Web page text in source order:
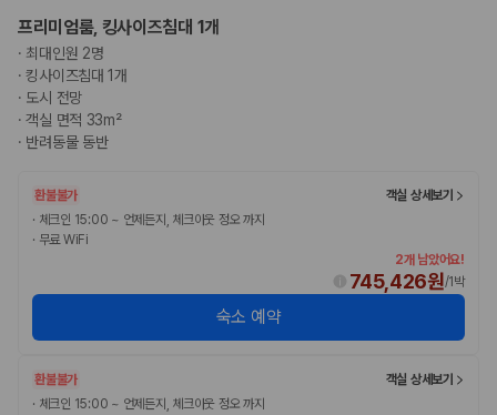
프리미엄룸, 킹사이즈침대 1개
· 최대인원 2명
·킹사이즈침대 1개
· 도시 전망
·객실 면적 33m²
· 반려동물 동반
환불불가
객실 상세보기
· 체크인 15:00 ~ 언제든지, 체크아웃 정오 까지
· 무료 WiFi
2개 남았어요!
745,426원/1박
숙소 예약
환불불가
객실 상세보기
· 체크인 15:00 ~ 언제든지, 체크아웃 정오 까지